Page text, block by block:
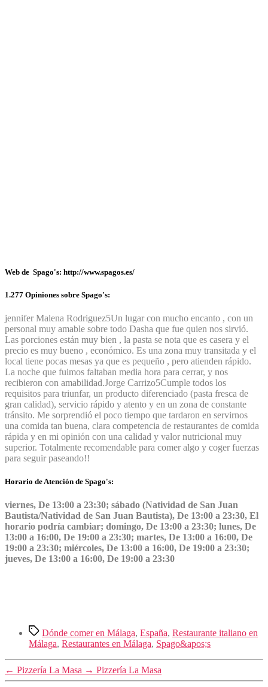
Web de Spago's: http://www.spagos.es/
1.277 Opiniones sobre Spago's:
jennifer Malena Rodriguez5Un lugar con mucho encanto , con un
personal muy amable sobre todo Dasha que fue quien nos sirvió.
Las porciones están muy bien , la pasta se nota que es casera y el
precio es muy bueno , económico. Es una zona muy transitada y el
local tiene pocas mesas ya que es pequeño , pero atienden rápido.
La noche que fuimos faltaban media hora para cerrar, y nos
recibieron con amabilidad.Jorge Carrizo5Cumple todos los
requisitos para triunfar, un producto diferenciado (pasta fresca de
gran calidad), servicio rápido y atento y en un zona de constante
tránsito. Me sorprendió el poco tiempo que tardaron en servirnos
una comida tan buena, clara competencia de restaurantes de comida
rápida y en mi opinión con una calidad y valor nutricional muy
superior. Totalmente recomendable para comer algo y coger fuerzas
para seguir paseando!!
Horario de Atención de Spago's:
viernes, De 13:00 a 23:30; sábado (Natividad de San Juan
Bautista/Natividad de San Juan Bautista), De 13:00 a 23:30, El
horario podría cambiar; domingo, De 13:00 a 23:30; lunes, De
13:00 a 16:00, De 19:00 a 23:30; martes, De 13:00 a 16:00, De
19:00 a 23:30; miércoles, De 13:00 a 16:00, De 19:00 a 23:30;
jueves, De 13:00 a 16:00, De 19:00 a 23:30
Etiquetas
Dónde comer en Málaga, España, Restaurante italiano en
Málaga, Restaurantes en Málaga, Spago&apos;s
← Pizzería La Masa → Pizzería La Masa